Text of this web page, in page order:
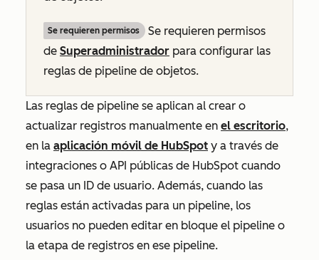
Se requieren permisos
Se requieren permisos
de Superadministrador para configurar las
reglas de pipeline de objetos.
Las reglas de pipeline se aplican al crear o
actualizar registros manualmente en el escritorio,
en la aplicación móvil de HubSpot y a través de
integraciones o API públicas de HubSpot cuando
se pasa un ID de usuario. Además, cuando las
reglas están activadas para un pipeline, los
usuarios no pueden editar en bloque el pipeline o
la etapa de registros en ese pipeline.